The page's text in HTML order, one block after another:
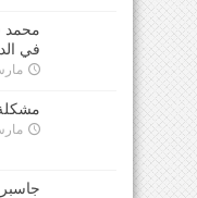
محمد
في
مارس 24,
مارس 24,